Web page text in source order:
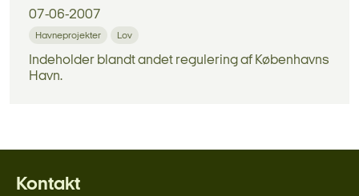
07-06-2007
Havneprojekter Lov
Indeholder blandt andet regulering af Københavns
Havn.
Kontakt